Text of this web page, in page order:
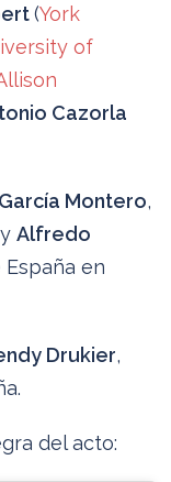
(York
of
Cazorla
Montero,
Alfredo
en
Drukier,
del acto: